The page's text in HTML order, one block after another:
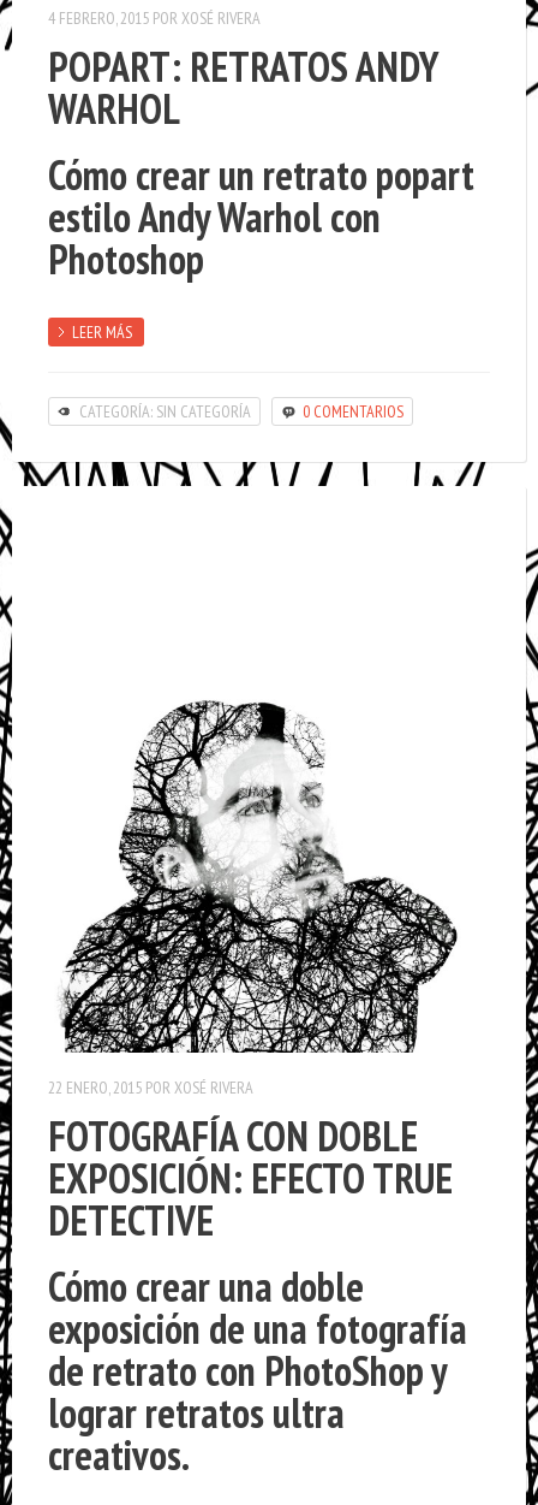
4 FEBRERO, 2015 PORXOSÉ RIVERA
POPART: RETRATOS ANDY
WARHOL
Cómo crear un retrato popart
estilo Andy Warhol con
Photoshop
LEER MÁS
CATEGORÍA: SIN CATEGORÍA 0 COMENTARIOS
22 ENERO, 2015 PORXOSÉ RIVERA
FOTOGRAFÍA CON DOBLE
EXPOSICIÓN: EFECTO TRUE
DETECTIVE
Cómo crear una doble
exposición de una fotografía
de retrato con PhotoShop y
lograr retratos ultra
creativos.